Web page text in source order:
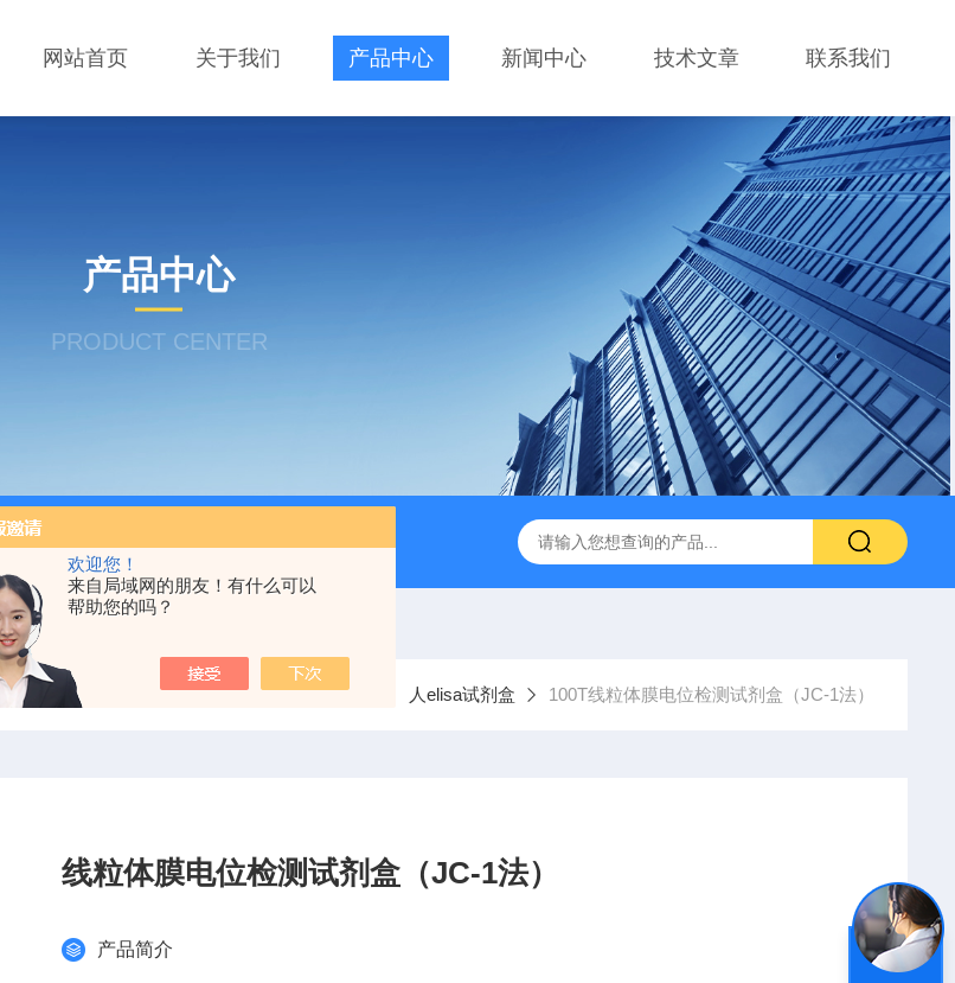
欢迎您！
来自局域网的朋友！有什么可以
帮助您的吗？
网站首页 关于我们 产品中心 新闻中心 技术文章 联系我们
产品中心
PRODUCT CENTER
胞增殖与细胞毒性检测试剂盒 48t/96t国产ELISA试剂盒,免费代测
当前位置： 产品中心 elisa试剂盒 人elisa试剂盒 100T线粒体膜电位检测试剂盒（JC-1法）
线粒体膜电位检测试剂盒（JC-1法）
产品简介